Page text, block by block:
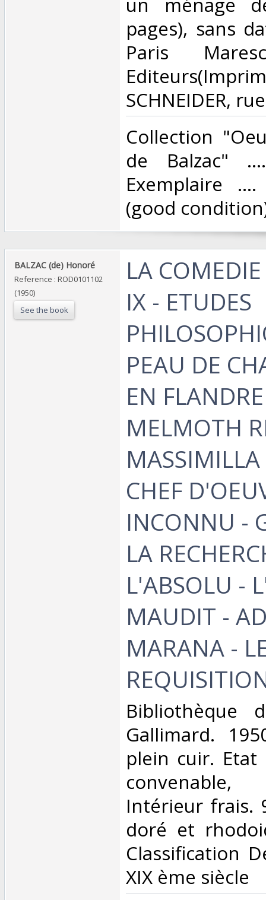
pages), sans
Paris
SCHNEIDER,
‎Collection
de Balzac"
Exemplaire
(good
‎BALZAC (de) Honoré‎
Reference : ROD0101102
(1950)
See the book
‎LA
IX - ETUDES
PEAU DE
EN
MELMOTH
CHEF
INCONNU -
LA
L'ABSOLU -
MAUDIT -
MARANA -
‎Bibliothèque
Gallimard.
plein cuir. Etat
Intérieur frais.
doré et
Classification
XIX ème siècle‎